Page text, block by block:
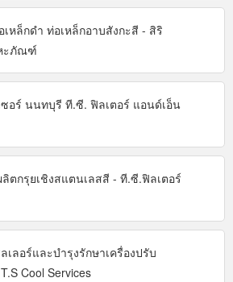
หล็กดำ ท่อเหล็กอาบสังกะสี - สิริ
ะภัณฑ์
ซอร์ นนทบุรี ที.ซี. ฟิลเตอร์ แอนด์เอ็น
ลิตกรุยเชิงสแตนเลสสี - ที.ซี.ฟิลเตอร์
เลอร์และบำรุงรักษาเครื่องปรับ
Cool Services